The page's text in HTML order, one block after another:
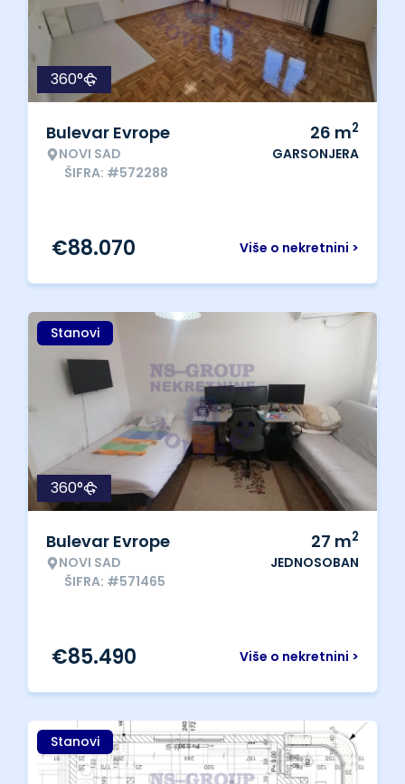
360°
Bulevar Evrope
NOVI SAD
ŠIFRA: #572288
26 m2
GARSONJERA
Više o nekretnini >
€88.070
Stanovi
360°
Bulevar Evrope
NOVI SAD
ŠIFRA: #571465
27 m2
JEDNOSOBAN
Više o nekretnini >
€85.490
Stanovi